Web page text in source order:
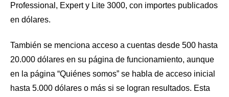
Professional, Expert y Lite 3000, con importes publicados
en dólares.
También se menciona acceso a cuentas desde 500 hasta
20.000 dólares en su página de funcionamiento, aunque
en la página “Quiénes somos” se habla de acceso inicial
hasta 5.000 dólares o más si se logran resultados. Esta